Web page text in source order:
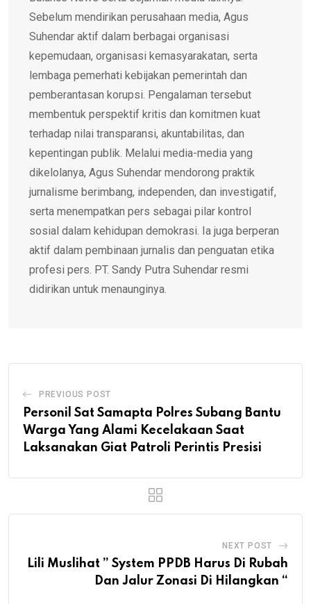
Sebelum mendirikan perusahaan media, Agus
Suhendar aktif dalam berbagai organisasi
kepemudaan, organisasi kemasyarakatan, serta
lembaga pemerhati kebijakan pemerintah dan
pemberantasan korupsi. Pengalaman tersebut
membentuk perspektif kritis dan komitmen kuat
terhadap nilai transparansi, akuntabilitas, dan
kepentingan publik. Melalui media-media yang
dikelolanya, Agus Suhendar mendorong praktik
jurnalisme berimbang, independen, dan investigatif,
serta menempatkan pers sebagai pilar kontrol
sosial dalam kehidupan demokrasi. Ia juga berperan
aktif dalam pembinaan jurnalis dan penguatan etika
profesi pers. PT. Sandy Putra Suhendar resmi
didirikan untuk menaunginya.
PREVIOUS POST
Personil Sat Samapta Polres Subang Bantu
Warga Yang Alami Kecelakaan Saat
Laksanakan Giat Patroli Perintis Presisi
NEXT POST
Lili Muslihat ” System PPDB Harus Di Rubah
Dan Jalur Zonasi Di Hilangkan “